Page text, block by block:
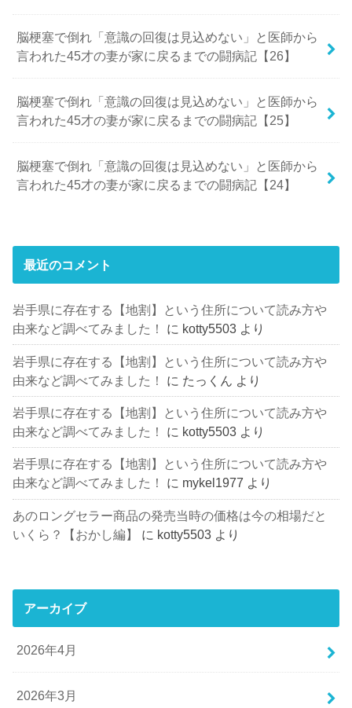
脳梗塞で倒れ「意識の回復は見込めない」と医師から
言われた45才の妻が家に戻るまでの闘病記【26】
脳梗塞で倒れ「意識の回復は見込めない」と医師から
言われた45才の妻が家に戻るまでの闘病記【25】
脳梗塞で倒れ「意識の回復は見込めない」と医師から
言われた45才の妻が家に戻るまでの闘病記【24】
最近のコメント
岩手県に存在する【地割】という住所について読み方や
由来など調べてみました！
に kotty5503 より
岩手県に存在する【地割】という住所について読み方や
由来など調べてみました！
に たっくん より
岩手県に存在する【地割】という住所について読み方や
由来など調べてみました！
に kotty5503 より
岩手県に存在する【地割】という住所について読み方や
由来など調べてみました！
に mykel1977 より
あのロングセラー商品の発売当時の価格は今の相場だと
いくら？【おかし編】
に kotty5503 より
アーカイブ
2026年4月
2026年3月